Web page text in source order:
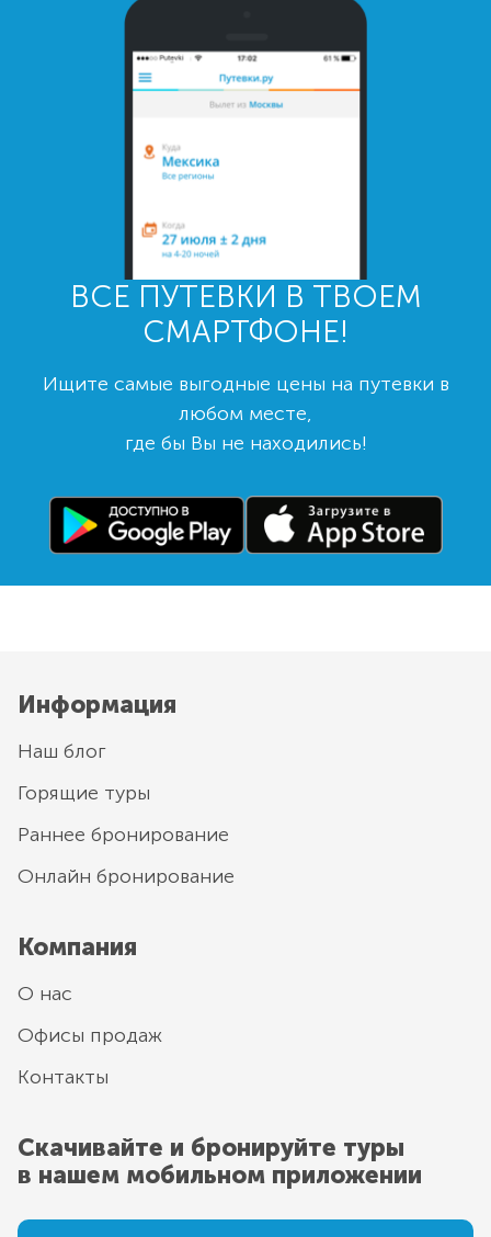
ВСЕ ПУТЕВКИ В ТВОЕМ
СМАРТФОНЕ!
Ищите самые выгодные цены на путевки в
любом месте,
где бы Вы не находились!
Информация
Наш блог
Горящие туры
Раннее бронирование
Онлайн бронирование
Компания
О нас
Офисы продаж
Контакты
Скачивайте и бронируйте туры
в нашем мобильном приложении